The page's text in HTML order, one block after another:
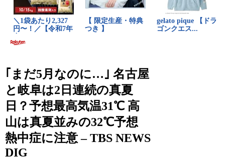
｢まだ5月なのに…｣ 名古屋
と岐阜は2日連続の真夏
日？予想最高気温31℃ 高
山は真夏並みの32℃予想
熱中症に注意 – TBS NEWS
DIG